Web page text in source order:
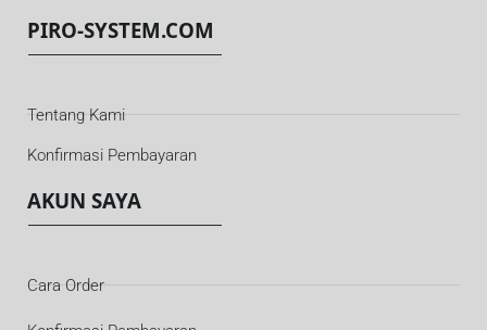
PIRO-SYSTEM.COM
Tentang Kami
Konfirmasi Pembayaran
AKUN SAYA
Cara Order